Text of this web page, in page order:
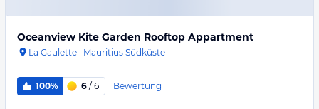
Oceanview Kite Garden Rooftop Appartment
La Gaulette · Mauritius Südküste
100% 6 / 6 1 Bewertung